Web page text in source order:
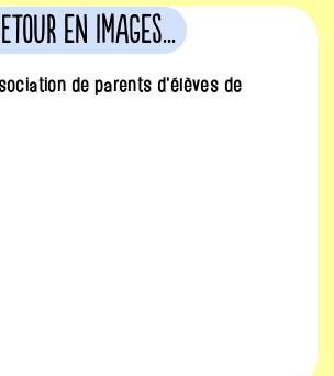
en images...
de parents d'élèves de